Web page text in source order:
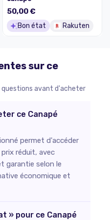
50,00 €
Bon état Rakuten
sur ce
questions avant d'acheter
ce Canapé
permet d'accéder
réduit, avec
garantie selon le
économique et
» pour ce Canapé